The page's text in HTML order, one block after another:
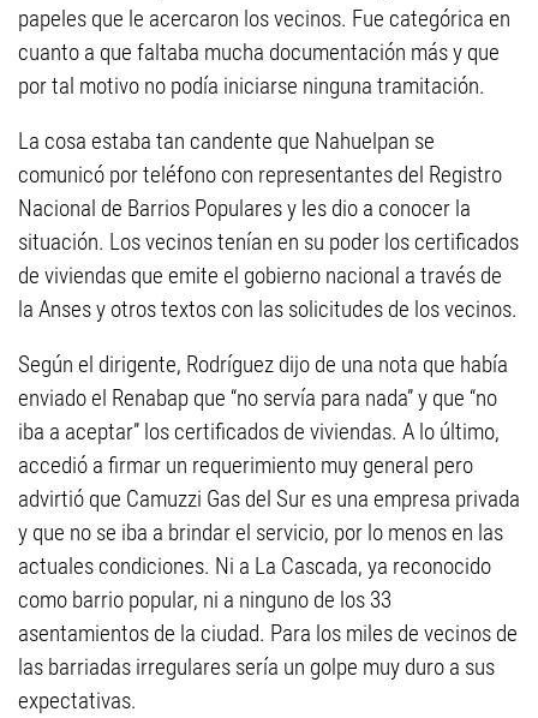
papeles que le acercaron los vecinos. Fue categórica en
cuanto a que faltaba mucha documentación más y que
por tal motivo no podía iniciarse ninguna tramitación.
La cosa estaba tan candente que Nahuelpan se
comunicó por teléfono con representantes del Registro
Nacional de Barrios Populares y les dio a conocer la
situación. Los vecinos tenían en su poder los certificados
de viviendas que emite el gobierno nacional a través de
la Anses y otros textos con las solicitudes de los vecinos.
Según el dirigente, Rodríguez dijo de una nota que había
enviado el Renabap que “no servía para nada” y que “no
iba a aceptar” los certificados de viviendas. A lo último,
accedió a firmar un requerimiento muy general pero
advirtió que Camuzzi Gas del Sur es una empresa privada
y que no se iba a brindar el servicio, por lo menos en las
actuales condiciones. Ni a La Cascada, ya reconocido
como barrio popular, ni a ninguno de los 33
asentamientos de la ciudad. Para los miles de vecinos de
las barriadas irregulares sería un golpe muy duro a sus
expectativas.